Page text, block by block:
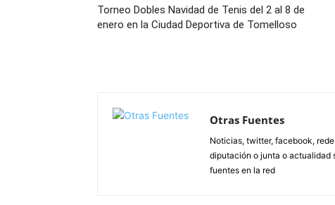
Torneo Dobles Navidad de Tenis del 2 al 8 de
enero en la Ciudad Deportiva de Tomelloso
Otras Fuentes
Noticias, twitter, facebook,
diputación o junta o actualidad
fuentes en la red